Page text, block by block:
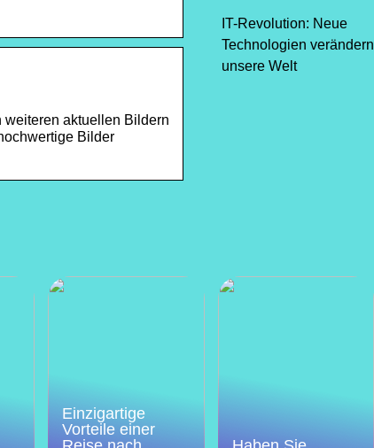
weiteren aktuellen Bildern
Bilder
IT-Revolution: Neue
Technologien verändern
unsere Welt
Einzigartige
Vorteile einer